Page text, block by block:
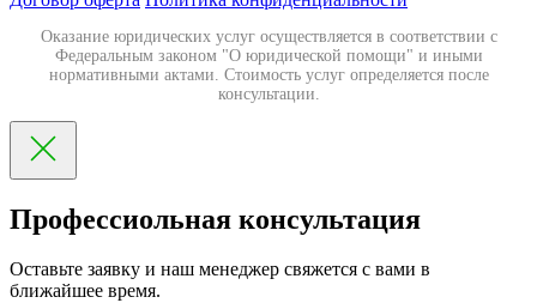
Оказание юридических услуг осуществляется в соответствии с
Федеральным законом "О юридической помощи" и иными
нормативными актами. Стоимость услуг определяется после
консультации.
Профессиольная консультация
Оставьте заявку и наш менеджер свяжется с вами в
ближайшее время.